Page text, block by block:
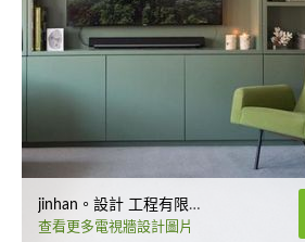
jinhan。設計 工程有限公司
查看更多電視牆設計圖片